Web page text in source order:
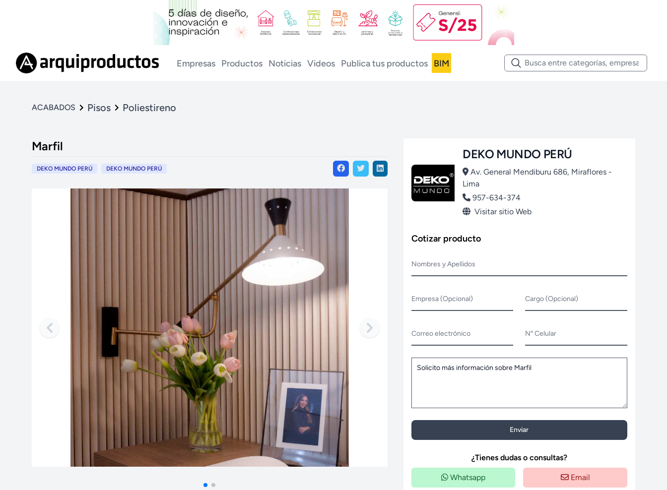
Empresas Productos Noticias Videos Publica tus productos BIM
ACABADOS Pisos Poliestireno
Marfil
DEKO MUNDO PERÚ DEKO MUNDO PERÚ
DEKO MUNDO PERÚ
Av. General Mendiburu 686, Miraflores -
Lima
957-634-374
Visitar sitio Web
Cotizar producto
Nombres y Apellidos
Empresa (Opcional) Cargo (Opcional)
Correo electrónico N° Celular
Enviar
¿Tienes dudas o consultas?
Whatsapp Email